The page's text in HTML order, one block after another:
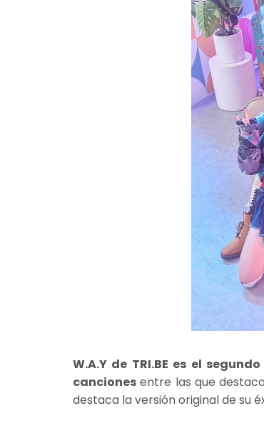
W.A.Y de TRI.BE es el
canciones entre las que
destaca la versión original de su